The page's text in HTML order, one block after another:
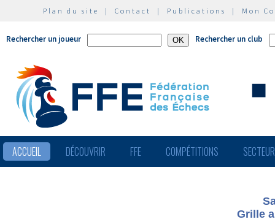
Plan du site | Contact | Publications | Mon
Rechercher un joueur Rechercher un club
ACCUEIL DÉCOUVRIR FFE COMPÉTITIONS
Grille